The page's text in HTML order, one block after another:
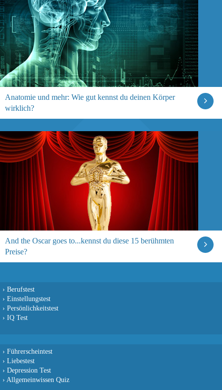
Anatomie und mehr: Wie gut kennst du deinen Körper
wirklich?
And the Oscar goes to...kennst du diese 15 berühmten
Preise?
› Berufstest
› Einstellungstest
› Persönlichkeitstest
› IQ Test
› Führerscheintest
› Liebestest
› Depression Test
› Allgemeinwissen Quiz